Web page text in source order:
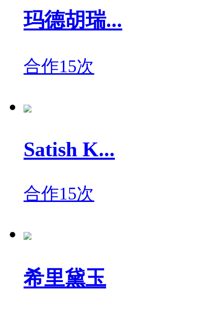
玛德胡瑞...
合作15次
Satish K...
合作15次
希里黛玉